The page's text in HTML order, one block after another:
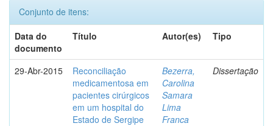
Conjunto de itens:
Data do
documento
Título Autor(es) Tipo
29-Abr-2015
Reconciliação
medicamentosa em
pacientes cirúrgicos
em um hospital do
Estado de Sergipe
Bezerra,
Carolina
Samara
Lima
Franca
Dissertação